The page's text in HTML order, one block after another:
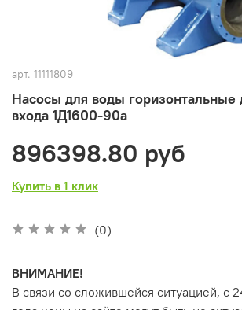
арт. 11111809
Насосы для воды горизонтальные
входа 1Д1600-90а
(0)
896398.80 руб
Купить в 1 клик
ВНИМАНИЕ!
В связи со сложившейся ситуацией, с